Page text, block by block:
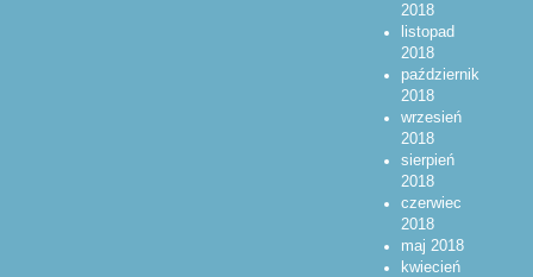
2018
listopad
2018
październik
2018
wrzesień
2018
sierpień
2018
czerwiec
2018
maj 2018
kwiecień